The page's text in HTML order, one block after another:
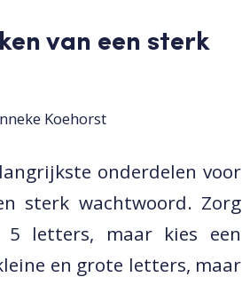
van een sterk
Koehorst
onderdelen voor
sterk wachtwoord. Zorg
letters, maar kies een
en grote letters, maar